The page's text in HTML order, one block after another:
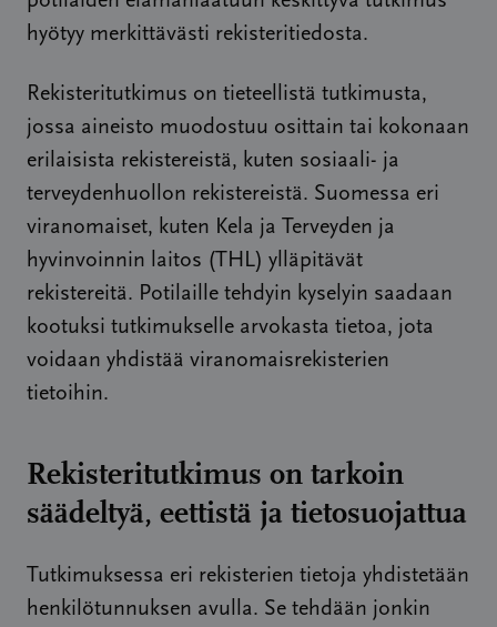
hyötyy merkittävästi rekisteritiedosta.
Rekisteritutkimus on tieteellistä tutkimusta,
jossa aineisto muodostuu osittain tai kokonaan
erilaisista rekistereistä, kuten sosiaali- ja
terveydenhuollon rekistereistä. Suomessa eri
viranomaiset, kuten Kela ja Terveyden ja
hyvinvoinnin laitos (THL) ylläpitävät
rekistereitä. Potilaille tehdyin kyselyin saadaan
kootuksi tutkimukselle arvokasta tietoa, jota
voidaan yhdistää viranomaisrekisterien
tietoihin.
Rekisteritutkimus on tarkoin
säädeltyä, eettistä ja tietosuojattua
Tutkimuksessa eri rekisterien tietoja yhdistetään
henkilötunnuksen avulla. Se tehdään jonkin